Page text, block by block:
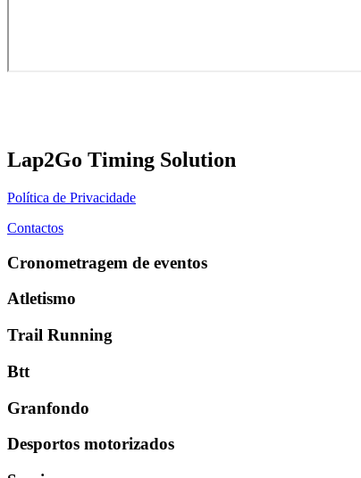
Lap2Go Timing Solution
Política de Privacidade
Contactos
Cronometragem de eventos
Atletismo
Trail Running
Btt
Granfondo
Desportos motorizados